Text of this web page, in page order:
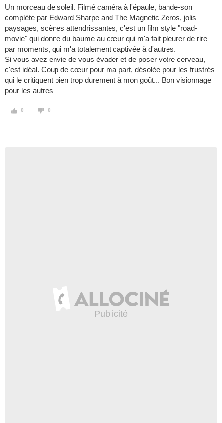
Un morceau de soleil. Filmé caméra à l'épaule, bande-son
complète par Edward Sharpe and The Magnetic Zeros, jolis
paysages, scènes attendrissantes, c'est un film style "road-
movie" qui donne du baume au cœur qui m'a fait pleurer de rire
par moments, qui m'a totalement captivée à d'autres.
Si vous avez envie de vous évader et de poser votre cerveau,
c'est idéal. Coup de cœur pour ma part, désolée pour les frustrés
qui le critiquent bien trop durement à mon goût... Bon visionnage
pour les autres !
0 0